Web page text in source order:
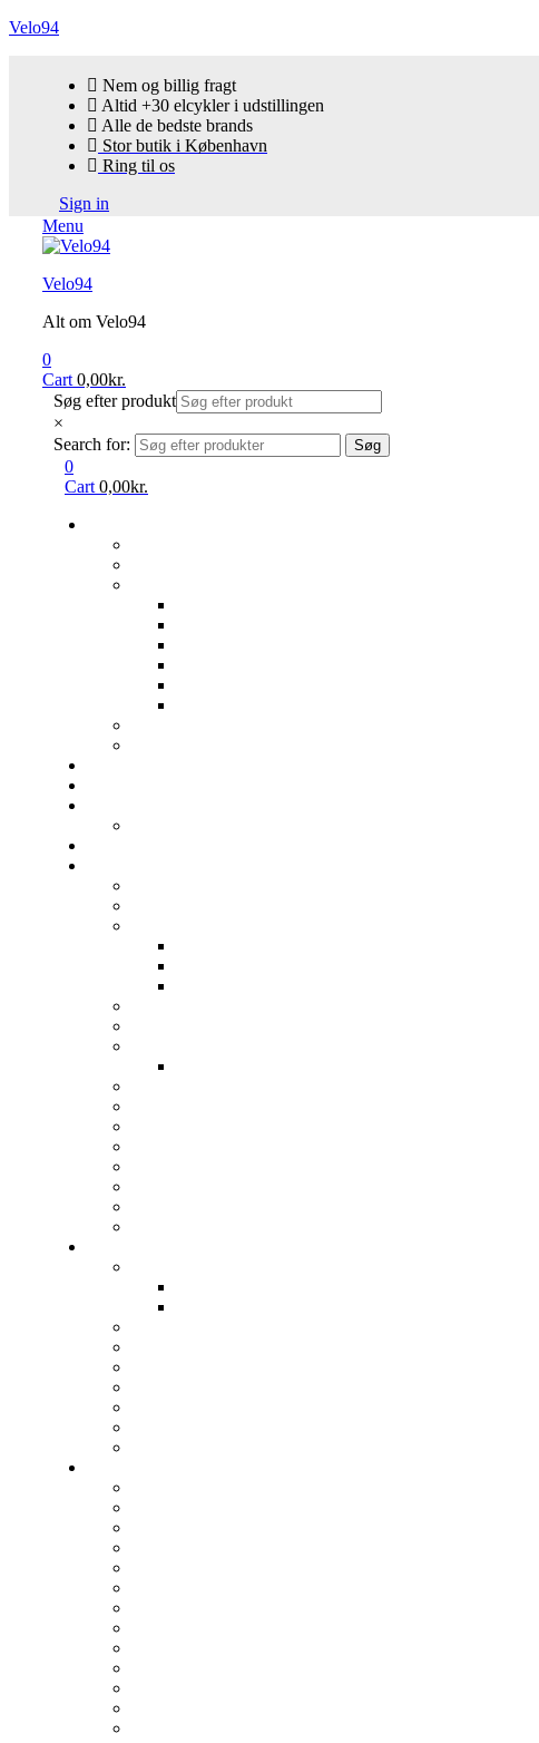
Velo94
Nem og billig fragt
Altid +30 elcykler i udstillingen
Alle de bedste brands
Stor butik i København
Ring til os
Sign in
Menu
Velo94
Alt om Velo94
0
Cart 0,00kr.
Søg efter produkt
×
Search for:
Søg
0
Cart 0,00kr.